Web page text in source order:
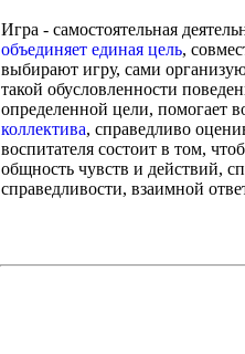
Игра - самостоятельная
объединяет единая цель,
выбирают игру, сами
такой обусловленности
определенной цели, помогает
коллектива, справедливо
воспитателя состоит в том,
общность чувств и действий,
справедливости, взаимной